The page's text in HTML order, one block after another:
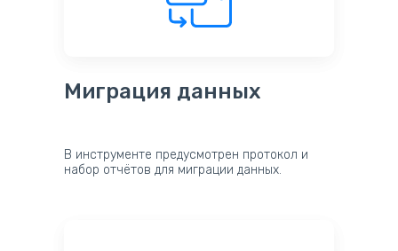
Миграция данных
В инструменте предусмотрен протокол и
набор отчётов для миграции данных.